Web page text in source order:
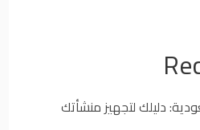
دليلك لتجهيز منشأتك